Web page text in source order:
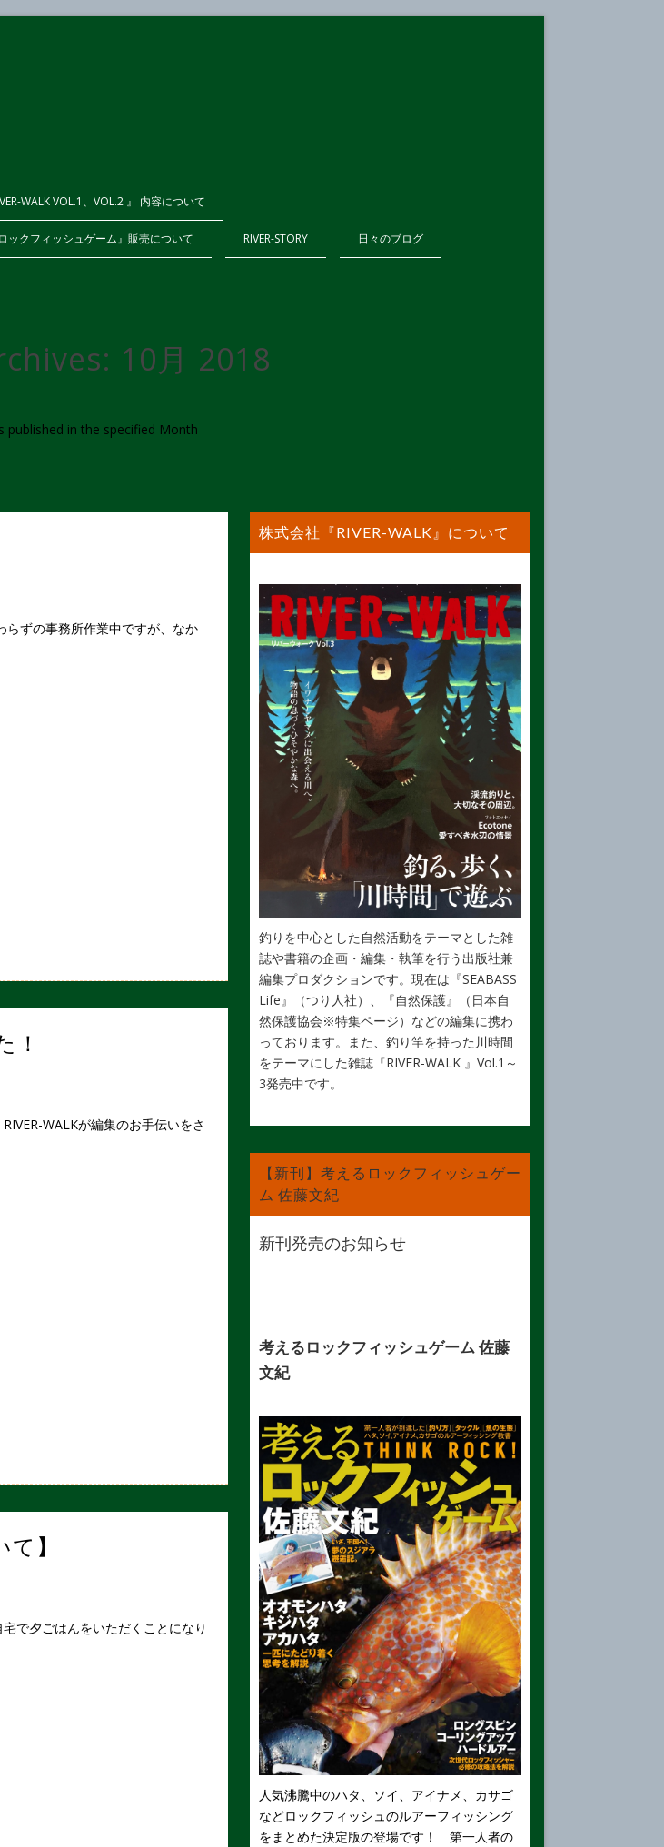
WALK VOL.1、VOL.2 』 内容について
ックフィッシュゲーム』販売について RIVER-STORY 日々のブログ
10月 2018
published in the specified Month
らずの事務所作業中ですが、なか
！
WALKが編集のお手伝いをさ
】
で夕ごはんをいただくことになり
株式会社『RIVER-WALK』について
釣りを中心とした自然活動をテーマとした雑
誌や書籍の企画・編集・執筆を行う出版社兼
編集プロダクションです。現在は『SEABASS
Life』（つり人社）、『自然保護』（日本自
然保護協会※特集ページ）などの編集に携わ
っております。また、釣り竿を持った川時間
をテーマにした雑誌『RIVER-WALK 』Vol.1～
3発売中です。
【新刊】考えるロックフィッシュゲー
ム 佐藤文紀
新刊発売のお知らせ
考えるロックフィッシュゲーム 佐藤
文紀
人気沸騰中のハタ、ソイ、アイナメ、カサゴ
などロックフィッシュのルアーフィッシング
をまとめた決定版の登場です！ 第一人者の